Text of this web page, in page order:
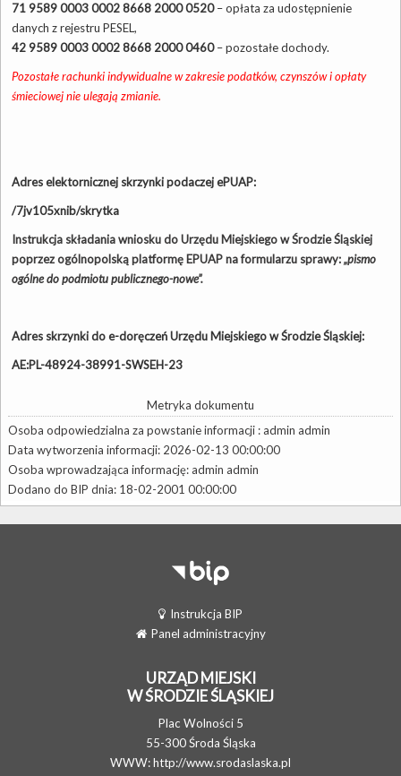
71 9589 0003 0002 8668 2000 0520– opłata za udostępnienie
danych z rejestru PESEL,
42 9589 0003 0002 8668 2000 0460– pozostałe dochody.
Pozostałe rachunki indywidualne w zakresie podatków, czynszów i opłaty
śmieciowej nie ulegają zmianie.
Adres elektornicznej skrzynki podaczej ePUAP:
/7jv105xnib/skrytka
Instrukcja składania wnioskudo Urzędu Miejskiego w Środzie Śląskiej
poprzezogólnopolską platformę EPUAPna formularzu sprawy:„pismo
ogólne do podmiotu publicznego-nowe”.
Adres skrzynki do e-doręczeń Urzędu Miejskiego w Środzie Śląskiej:
AE:PL-48924-38991-SWSEH-23
Metryka dokumentu
Osoba odpowiedzialna za powstanie informacji : admin admin
Data wytworzenia informacji: 2026-02-13 00:00:00
Osoba wprowadzająca informację: admin admin
Dodano do BIP dnia: 18-02-2001 00:00:00
Instrukcja BIP
Panel administracyjny
URZĄD MIEJSKI
W ŚRODZIE ŚLĄSKIEJ
Plac Wolności 5
55-300 Środa Śląska
WWW:http://www.srodaslaska.pl